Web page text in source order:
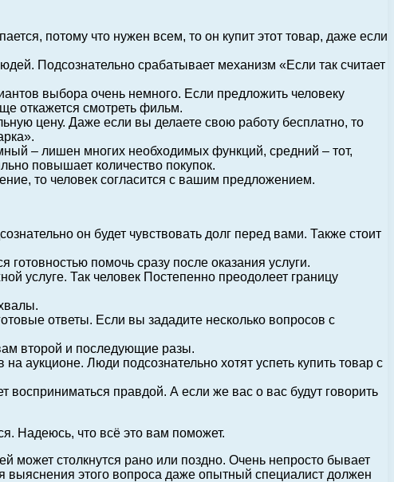
потому что нужен всем, то он купит этот товар, даже если
Подсознательно срабатывает механизм «Если так считает
выбора очень немного. Если предложить человеку
откажется смотреть фильм.
цену. Даже если вы делаете свою работу бесплатно, то
– лишен многих необходимых функций, средний – тот,
повышает количество покупок.
то человек согласится с вашим предложением.
он будет чувствовать долг перед вами. Также стоит
помочь сразу после оказания услуги.
услуге. Так человек Постепенно преодолеет границу
ответы. Если вы зададите несколько вопросов с
второй и последующие разы.
аукционе. Люди подсознательно хотят успеть купить товар с
восприниматься правдой. А если же вас о вас будут говорить
Надеюсь, что всё это вам поможет.
может столкнутся рано или поздно. Очень непросто бывает
выяснения этого вопроса даже опытный специалист должен